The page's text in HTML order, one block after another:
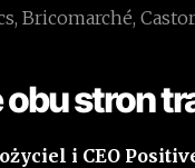
Bricomarché,
stron
i CEO